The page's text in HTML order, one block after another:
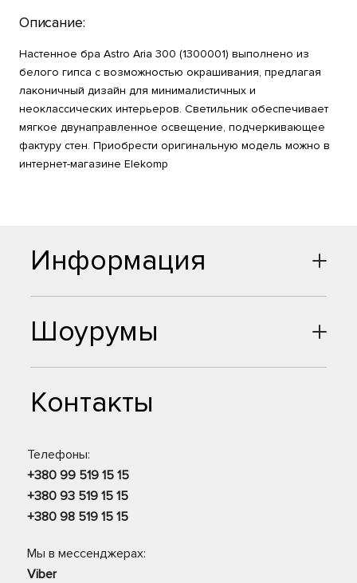
Описание:
Настенное бра Astro Aria 300 (1300001) выполнено из
белого гипса с возможностью окрашивания, предлагая
лаконичный дизайн для минималистичных и
неоклассических интерьеров. Светильник обеспечивает
мягкое двунаправленное освещение, подчеркивающее
фактуру стен. Приобрести оригинальную модель можно в
интернет-магазине Elekomp
Шоурумы
Контакты
Телефоны:
+380 99 519 15 15
+380 93 519 15 15
+380 98 519 15 15
Мы в мессенджерах:
Viber
Информация